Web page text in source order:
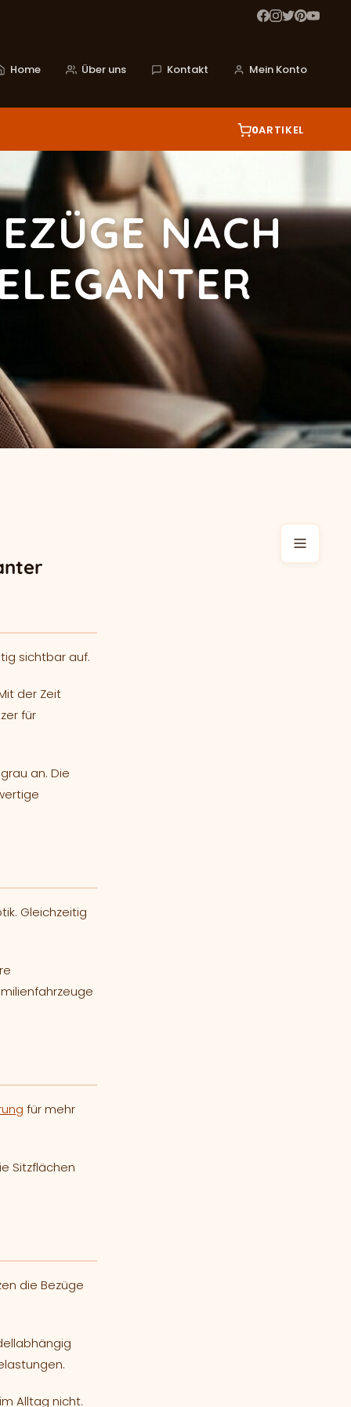
Home Über uns Kontakt Mein Konto
0ARTIKEL
NACH
Q
sichtbar auf.
der Zeit
für
an. Die
Gleichzeitig
für mehr
Sitzflächen
die Bezüge
Alltag nicht.